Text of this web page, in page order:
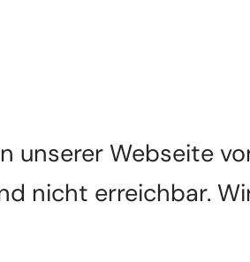
unserer Webseite
nicht erreichbar.